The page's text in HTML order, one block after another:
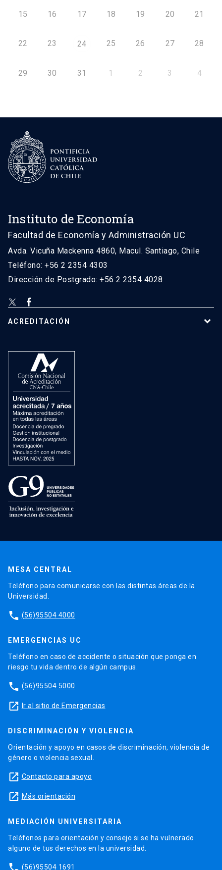
15 16 17 18 19 20 21
22 23 24 25 26 27 28
29 30 31 1 2 3 4
Instituto de Economía
Facultad de Economía y Administración UC
Avda. Vicuña Mackenna 4860, Macul. Santiago, Chile
Teléfono: +56 2 2354 4303
Dirección de Postgrado: +56 2 2354 4028
ACREDITACIÓN
MESA CENTRAL
Teléfono para comunicarse con las distintas áreas de la
Universidad.
phone (56)95504 4000
EMERGENCIAS UC
Teléfono en caso de accidente o situación que ponga en
riesgo tu vida dentro de algún campus.
phone (56)95504 5000
launch Ir al sitio de Emergencias
DISCRIMINACIÓN Y VIOLENCIA
Orientación y apoyo en casos de discriminación, violencia de
género o violencia sexual.
launch Contacto para apoyo
launch Más orientación
MEDIACIÓN UNIVERSITARIA
Teléfonos para orientación y consejo si se ha vulnerado
alguno de tus derechos en la universidad.
(56)95504 1691